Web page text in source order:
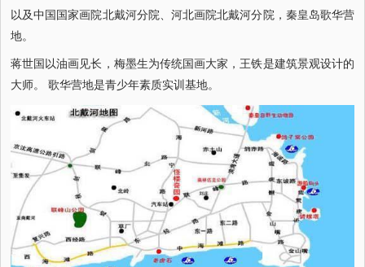
以及中国国家画院北戴河分院、河北画院北戴河分院，秦皇岛歌华营
地。
蒋世国以油画见长，梅墨生为传统国画大家，王铁是建筑景观设计的
大师。 歌华营地是青少年素质实训基地。